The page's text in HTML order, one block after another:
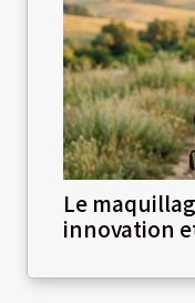
Le
innovation